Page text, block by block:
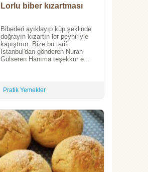
Lorlu biber kızartması
Biberleri ayıklayıp küp şeklinde
doğrayın kızartın lor peyniriyle
kapıştırın. Bize bu tarifi
İstanbul'dan gönderen Nuran
Gülseren Hanıma teşekkur e...
Pratik Yemekler